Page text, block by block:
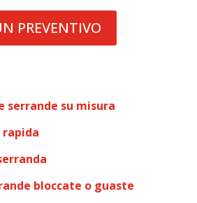
PREVENTIVO
serrande su misura
bloccate o guaste